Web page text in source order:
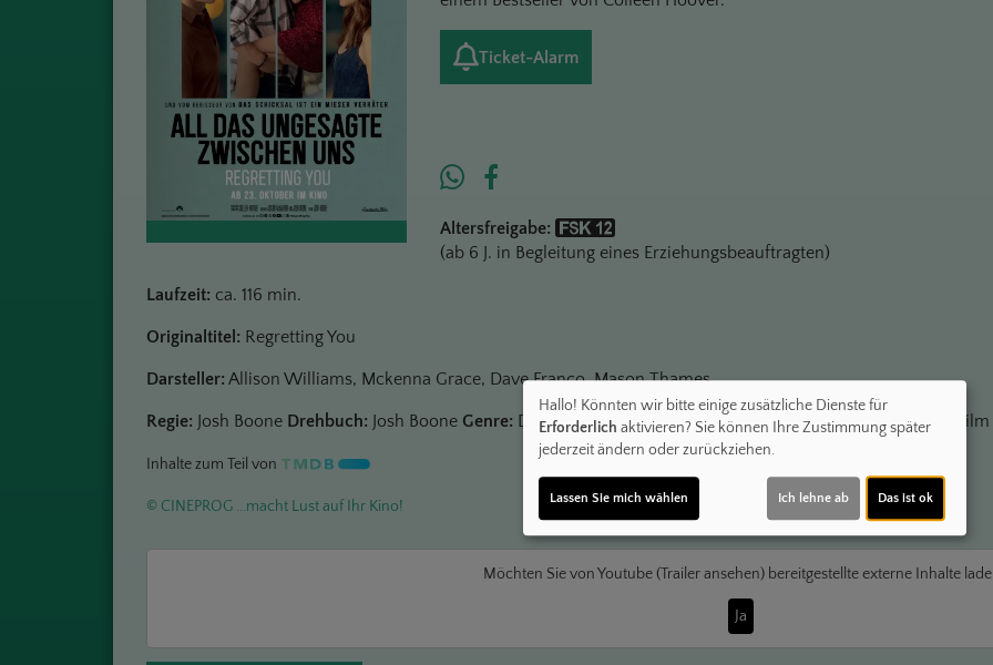
Ticket-Alarm
Altersfreigabe:
(ab 6 J. in Begleitung eines Erziehungsbeauftragten)
Laufzeit: ca. 116 min.
Originaltitel: Regretting You
Darsteller: Allison Williams, Mckenna Grace, Dave Franco, Mason Thames
Regie: Josh Boone Drehbuch: Josh Boone Genre: Drama Land: USA, Deutschland 2025 Verleih:Constantin Film
Inhalte zum Teil von
© CINEPROG ...macht Lust auf Ihr Kino!
Möchten Sie vonYoutube (Trailer ansehen)bereitgestellte externe Inhalte
Ja
Hallo! Könnten wir bitte einige zusätzliche Dienste für
Erforderlich aktivieren? Sie können Ihre Zustimmung später
jederzeit ändern oder zurückziehen.
Lassen Sie mich wählen Ich lehne ab Das ist ok